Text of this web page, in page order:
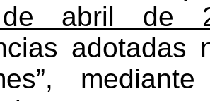
abril de
adotadas